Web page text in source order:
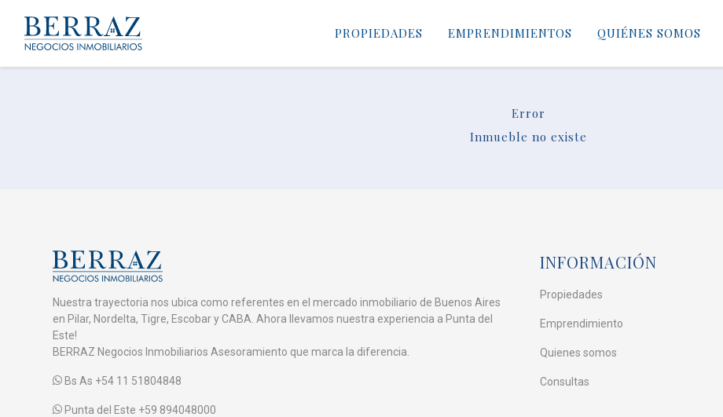
PROPIEDADES EMPRENDIMIENTOS QUIÉNES SOMOS
Error
Inmueble no existe
Nuestra trayectoria nos ubica como referentes en el mercado inmobiliario de Buenos Aires
en Pilar, Nordelta, Tigre, Escobar y CABA. Ahora llevamos nuestra experiencia a Punta del
Este!
BERRAZ Negocios Inmobiliarios Asesoramiento que marca la diferencia.
Bs As +54 11 51804848
Punta del Este +59 894048000
INFORMACIÓN
Propiedades
Emprendimiento
Quienes somos
Consultas